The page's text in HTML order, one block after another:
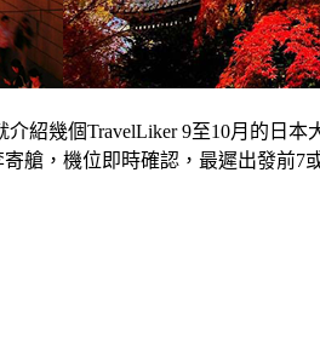
幾個TravelLiker 9至10月的日本
艙，機位即時確認，最遲出發前